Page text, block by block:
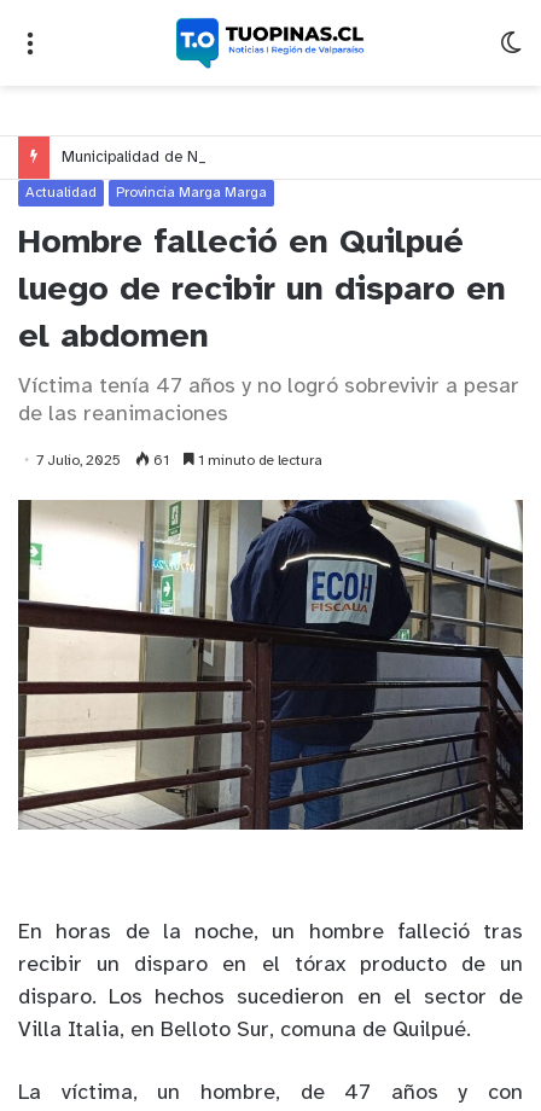
Actualidad Provincia Marga Marga
Hombre falleció en Quilpué
luego de recibir un disparo en
el abdomen
Víctima tenía 47 años y no logró sobrevivir a pesar
de las reanimaciones
7 Julio, 2025 61 1 minuto de lectura
En horas de la noche, un hombre falleció tras
recibir un disparo en el tórax producto de un
disparo. Los hechos sucedieron en el sector de
Villa Italia, en Belloto Sur, comuna de Quilpué.
La víctima, un hombre, de 47 años y con